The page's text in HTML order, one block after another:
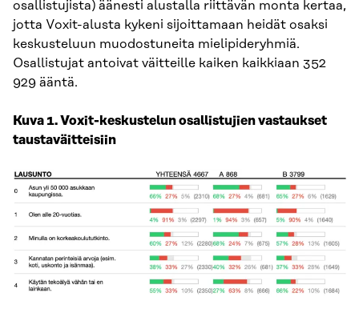
osallistujista) äänesti alustalla riittävän monta kertaa,
jotta Voxit-alusta kykeni sijoittamaan heidät osaksi
keskusteluun muodostuneita mielipideryhmiä.
Osallistujat antoivat väitteille kaiken kaikkiaan 352
929 ääntä.
Kuva 1. Voxit-keskustelun osallistujien vastaukset
taustaväitteisiin